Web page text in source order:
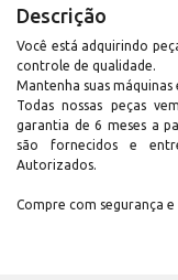
Descrição
Você está adquirindo
controle de qualidade.
Mantenha suas máquinas
Todas nossas peças
garantia de 6 meses a
são fornecidos e
Autorizados.
Compre com segurança